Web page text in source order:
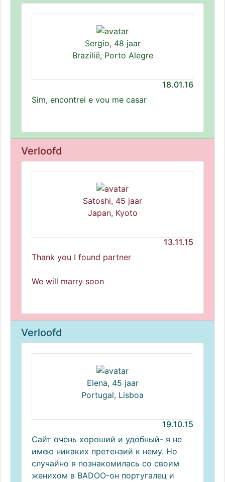
Sergio, 48 jaar
Brazilië, Porto Alegre
18.01.16
Sim, encontrei e vou me casar
Verloofd
Satoshi, 45 jaar
Japan, Kyoto
13.11.15
Thank you I found partner
We will marry soon
Verloofd
Elena, 45 jaar
Portugal, Lisboa
19.10.15
Сайт очень хороший и удобный- я не
имею никаких претензий к нему. Но
случайно я познакомилась со своим
женихом в BADOO-он португалец и